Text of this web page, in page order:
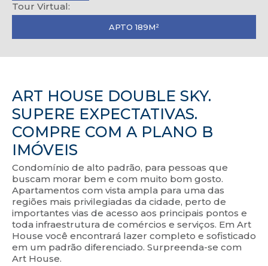
Tour Virtual:
APTO 189M²
ART HOUSE DOUBLE SKY.
SUPERE EXPECTATIVAS.
COMPRE COM A PLANO B
IMÓVEIS
Condomínio de alto padrão, para pessoas que
buscam morar bem e com muito bom gosto.
Apartamentos com vista ampla para uma das
regiões mais privilegiadas da cidade, perto de
importantes vias de acesso aos principais pontos e
toda infraestrutura de comércios e serviços. Em Art
House você encontrará lazer completo e sofisticado
em um padrão diferenciado. Surpreenda-se com
Art House.